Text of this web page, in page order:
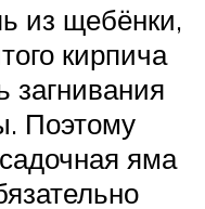
из щебёнки,
кирпича
загнивания
Поэтому
яма